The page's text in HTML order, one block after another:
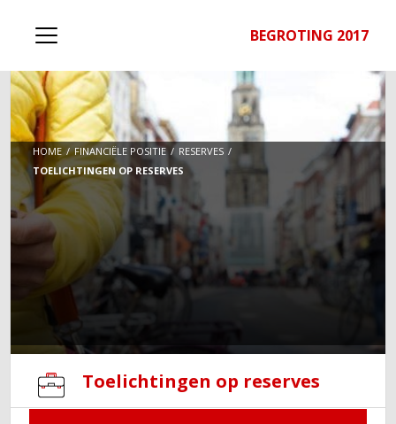
BEGROTING 2017
HOME FINANCIËLE POSITIE
RESERVES
TOELICHTINGEN OP RESERVES
Toelichtingen op reserves